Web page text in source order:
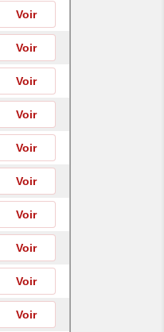
Voir
Voir
Voir
Voir
Voir
Voir
Voir
Voir
Voir
Voir